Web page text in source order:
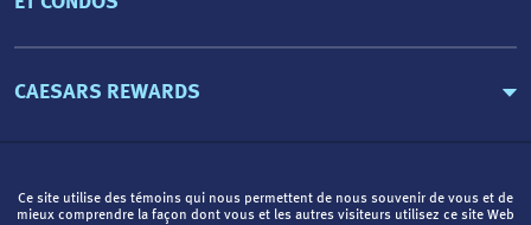
CAESARS REWARDS
Ce site utilise des témoins qui nous permettent de nous souvenir de vous et de
mieux comprendre la façon dont vous et les autres visiteurs utilisez ce site Web